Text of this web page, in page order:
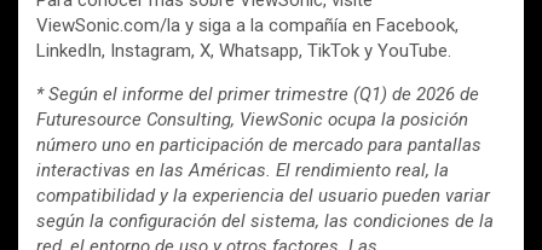
ViewSonic.com/la y siga a la compañía en Facebook,
LinkedIn, Instagram, X, Whatsapp, TikTok y YouTube.
* Según el informe del primer trimestre (Q1) de 2026 de
Futuresource Consulting, ViewSonic ocupa la posición
número uno en participación de mercado para pantallas
interactivas en las Américas. El rendimiento real, la
compatibilidad y la experiencia del usuario pueden variar
según la configuración del sistema, las condiciones de la